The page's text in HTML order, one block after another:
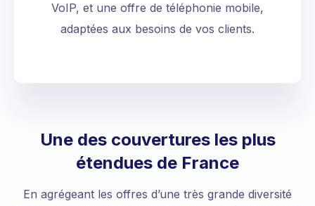
VoIP, et une offre de téléphonie mobile,
adaptées aux besoins de vos clients.
Une des couvertures les plus
étendues de France
En agrégeant les offres d’une très grande diversité